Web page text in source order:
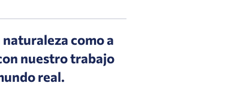
como a
nuestro trabajo
real.